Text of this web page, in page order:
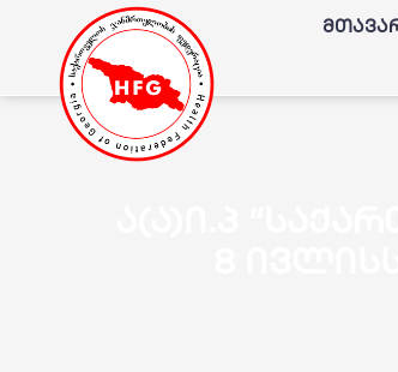
ა(ა)ი.პ
8